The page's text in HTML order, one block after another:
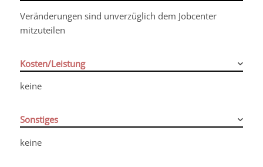
Veränderungen sind unverzüglich dem Jobcenter
mitzuteilen
Kosten/Leistung
keine
Sonstiges
keine